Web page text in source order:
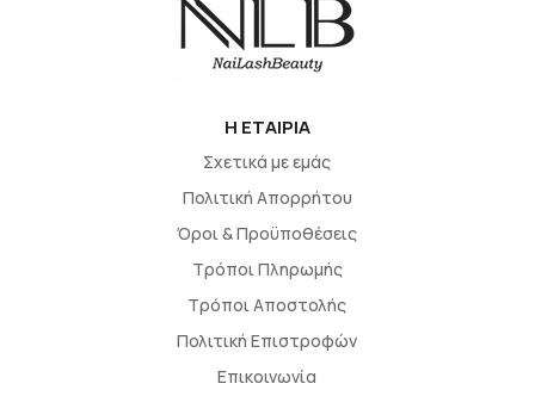
H EΤΑΙΡΙΑ
Σχετικά με εμάς
Πολιτική Απορρήτου
Όροι & Προϋποθέσεις
Τρόποι Πληρωμής
Τρόποι Αποστολής
Πολιτική Επιστροφών
Επικοινωνία